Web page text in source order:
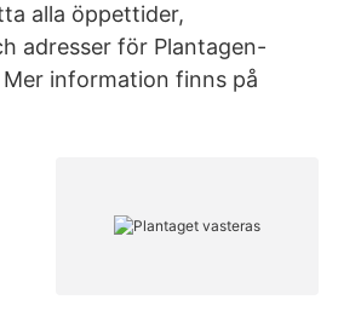
alla öppettider,
adresser för Plantagen-
information finns på